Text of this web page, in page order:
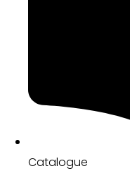
Catalogue